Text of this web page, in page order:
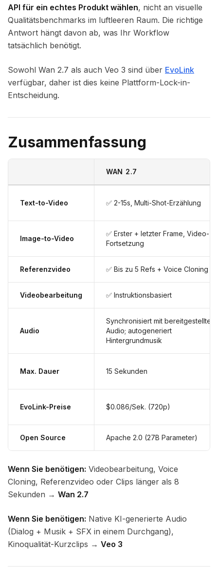
API für ein echtes Produkt wählen, nicht an visuelle
Qualitätsbenchmarks im luftleeren Raum. Die richtige
Antwort hängt davon ab, was Ihr Workflow
tatsächlich benötigt.
Sowohl Wan 2.7 als auch Veo 3 sind über EvoLink
verfügbar, daher ist dies keine Plattform-Lock-in-
Entscheidung.
Zusammenfassung
WAN 2.7
Text-to-Video ✅ 2-15s, Multi-Shot-Erzählung
Image-to-Video
✅ Erster + letzter Frame, Video-
Fortsetzung
Referenzvideo ✅ Bis zu 5 Refs + Voice Cloning
Videobearbeitung ✅ Instruktionsbasiert
Audio
Synchronisiert mit bereitgestelltem
Audio; autogeneriert
Hintergrundmusik
Max. Dauer 15 Sekunden
EvoLink-Preise $0.086/Sek. (720p)
Open Source Apache 2.0 (27B Parameter)
Wenn Sie benötigen: Videobearbeitung, Voice
Cloning, Referenzvideo oder Clips länger als 8
Sekunden → Wan 2.7
Wenn Sie benötigen: Native KI-generierte Audio
(Dialog + Musik + SFX in einem Durchgang),
Kinoqualität-Kurzclips → Veo 3